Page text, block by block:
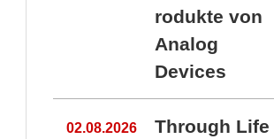
rodukte von
Analog
Devices
02.08.2026
Through Life